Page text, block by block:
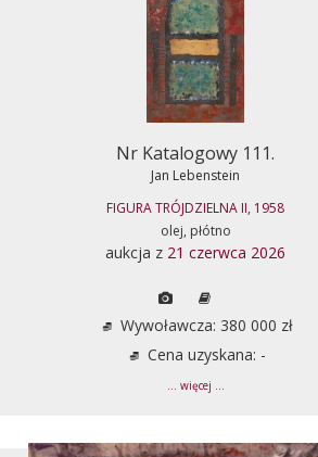
Nr Katalogowy 111.
Jan Lebenstein
FIGURA TRÓJDZIELNA II, 1958
olej, płótno
aukcja z 21 czerwca 2026
Wywoławcza: 380 000 zł
Cena uzyskana: -
... więcej ...